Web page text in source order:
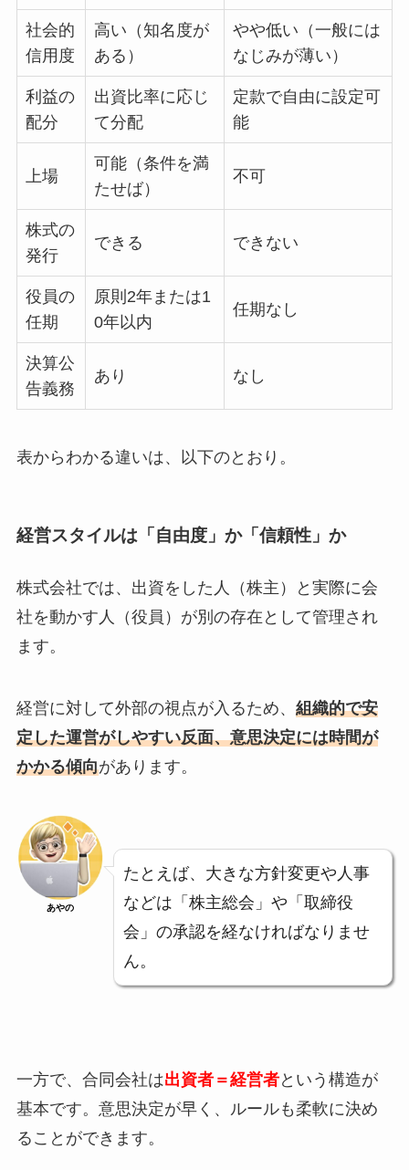
社会的
信用度
高い（知名度が
ある）
やや低い（一般には
なじみが薄い）
利益の
配分
出資比率に応じ
て分配
定款で自由に設定可
能
上場
可能（条件を満
たせば）
不可
株式の
発行
できる できない
役員の
任期
原則2年または1
0年以内
任期なし
決算公
告義務
あり なし
表からわかる違いは、以下のとおり。
経営スタイルは「自由度」か「信頼性」か
株式会社では、出資をした人（株主）と実際に会
社を動かす人（役員）が別の存在として管理され
ます。
経営に対して外部の視点が入るため、 組織的で安
定した運営がしやすい反面、意思決定には時間が
かかる傾向があります。
あやの
たとえば、大きな方針変更や人事
などは「株主総会」や「取締役
会」の承認を経なければなりませ
ん。
一方で、合同会社は出資者＝経営者という構造が
基本です。意思決定が早く、ルールも柔軟に決め
ることができます。